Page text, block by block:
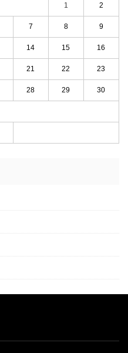
1 2
7 8 9
14 15 16
21 22 23
28 29 30